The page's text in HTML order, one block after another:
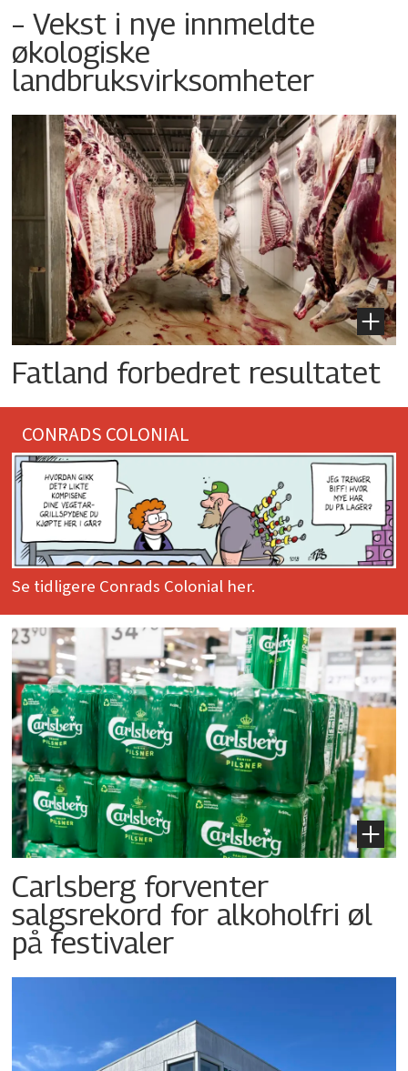
– Vekst i nye innmeldte
økologiske
landbruksvirksomheter
Fatland forbedret resultatet
CONRADS COLONIAL
Se tidligere Conrads Colonial her.
Carlsberg forventer
salgsrekord for alkoholfri øl
på festivaler